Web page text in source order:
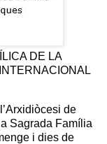
DE LA
de
Sagrada Família
i dies de